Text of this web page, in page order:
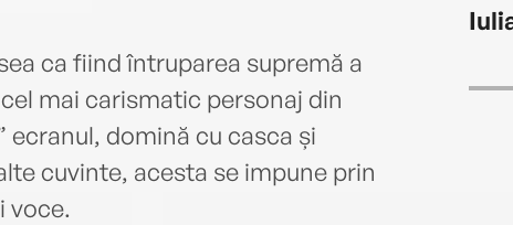
ca fiind întruparea supremă a
mai carismatic personaj din
ecranul, domină cu casca și
cuvinte, acesta se impune prin
voce.